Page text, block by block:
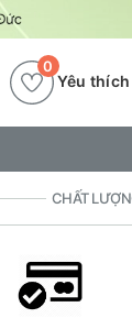
Yêu thích
0
CHẤT